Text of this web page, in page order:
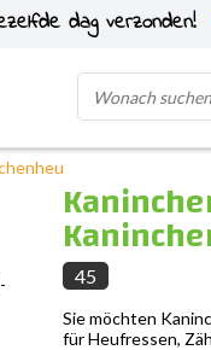
dag verzonden!
45
Sie möchten
für Heufressen,